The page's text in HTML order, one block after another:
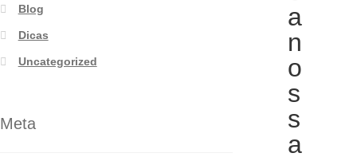
Blog
Dicas
Uncategorized
Meta
a
n
o
s
s
a